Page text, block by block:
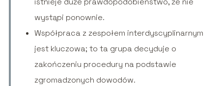
wystąpi ponownie.
Współpraca z zespołem interdyscyplinarnym
jest kluczowa; to ta grupa decyduje o
zakończeniu procedury na podstawie
zgromadzonych dowodów.